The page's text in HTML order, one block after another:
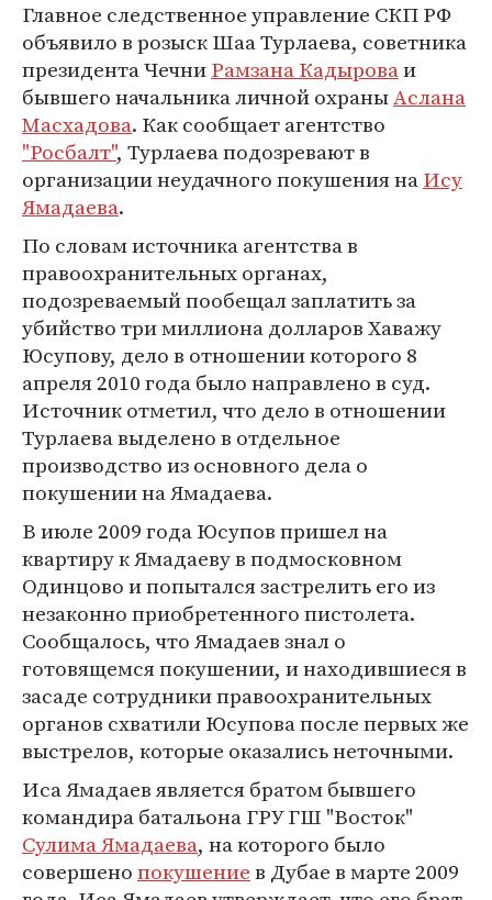
Главное следственное управление СКП РФ
объявило в розыск Шаа Турлаева, советника
президента ЧечниРамзана Кадыроваи
бывшего начальника личной охраныАслана
Масхадова. Как сообщает агентство
"Росбалт", Турлаева подозревают в
организации неудачного покушения наИсу
Ямадаева.
По словам источника агентства в
правоохранительных органах,
подозреваемый пообещал заплатить за
убийство три миллиона долларов Хаважу
Юсупову, дело в отношении которого 8
апреля 2010 года было направлено в суд.
Источник отметил, что дело в отношении
Турлаева выделено в отдельное
производство из основного дела о
покушении на Ямадаева.
В июле 2009 года Юсупов пришел на
квартиру к Ямадаеву в подмосковном
Одинцово и попытался застрелить его из
незаконно приобретенного пистолета.
Сообщалось, что Ямадаев знал о
готовящемся покушении, и находившиеся в
засаде сотрудники правоохранительных
органов схватили Юсупова после первых же
выстрелов, которые оказались неточными.
Иса Ямадаев является братом бывшего
командира батальона ГРУ ГШ "Восток"
Сулима Ямадаева, на которого было
совершенопокушениев Дубае в марте 2009